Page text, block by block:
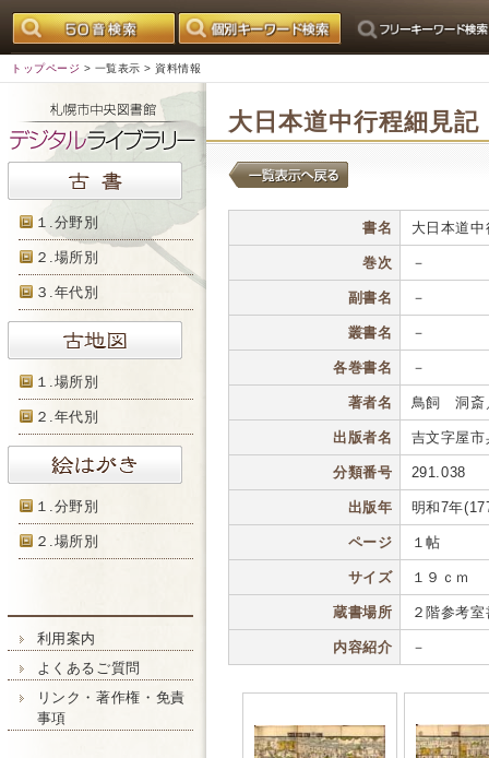
トップページ > 一覧表示 > 資料情報
１.分野別
２.場所別
３.年代別
１.場所別
２.年代別
１.分野別
２.場所別
利用案内
よくあるご質問
リンク・著作権・免責
事項
大日本道中行程細見
書名 大日本道
巻次 －
副書名 －
叢書名 －
各巻書名 －
著者名 鳥飼 洞斎
出版者名 吉文字屋市
分類番号 291.038
出版年 明和7年
ページ １帖
サイズ １９ｃｍ
蔵書場所 ２階参考
内容紹介 －